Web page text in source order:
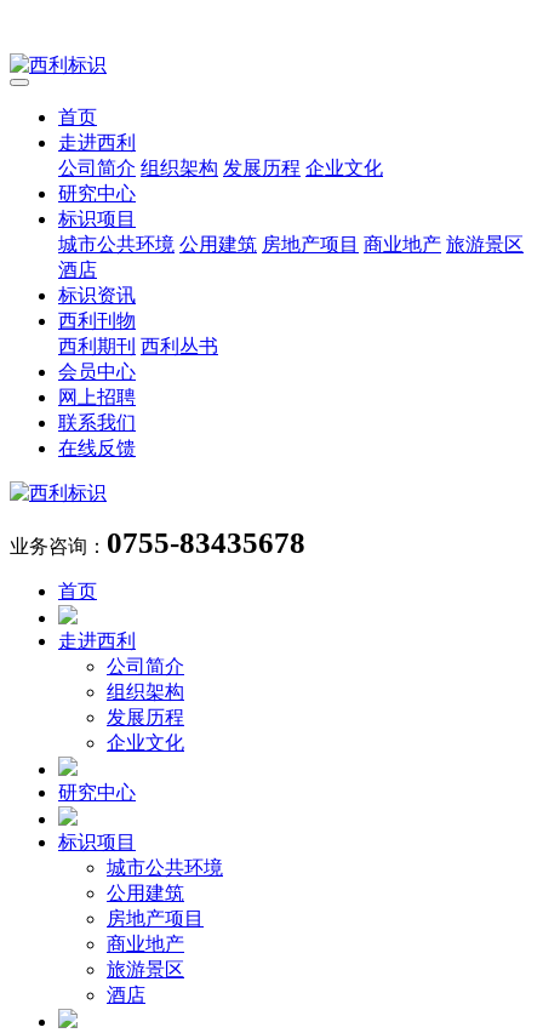
首页
走进西利
公司简介 组织架构 发展历程 企业文化
研究中心
标识项目
城市公共环境 公用建筑 房地产项目 商业地产 旅游景区
酒店
标识资讯
西利刊物
西利期刊 西利丛书
会员中心
网上招聘
联系我们
在线反馈
业务咨询： 0755-83435678
首页
走进西利
公司简介
组织架构
发展历程
企业文化
研究中心
标识项目
城市公共环境
公用建筑
房地产项目
商业地产
旅游景区
酒店